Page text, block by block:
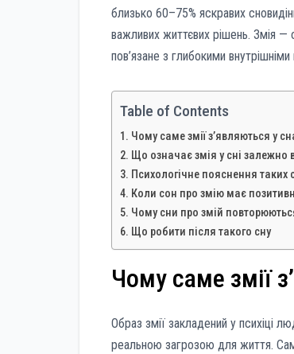
близько 60–75% яскравих
важливих життєвих рішень. Змія —
пов’язане з глибокими
Table of Contents
Чому саме змії з’являються у
Що означає змія у сні залежно
Психологічне пояснення таких
Коли сон про змію має
Чому сни про змій
Що робити після такого сну
Чому саме змії
Образ змії закладений у психіці
реальною загрозою для життя.